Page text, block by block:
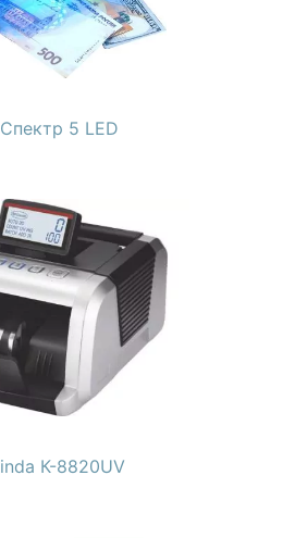
5 LED
К-8820UV